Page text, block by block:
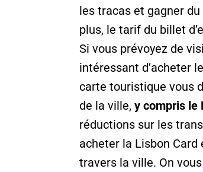
les tracas et gagner
plus, le tarif du billet
Si vous prévoyez de
intéressant d’acheter
carte touristique vous
de la ville,y compris le
réductions sur les
acheter la Lisbon Card
travers la ville. On